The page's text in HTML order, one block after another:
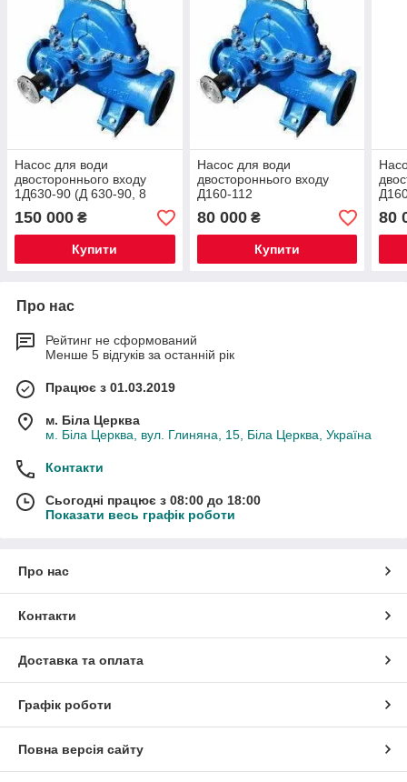
Насос для води
двостороннього входу
1Д630-90 (Д 630-90, 8
НДВ)
150 000 ₴
Купити
Насос для води
двостороннього входу
Д160-112
80 000₴
Купити
80
Про нас
Рейтинг не сформований
Менше 5 відгуків за останній рік
Працює з 01.03.2019
м. Біла Церква
м. Біла Церква, вул. Глиняна, 15, Біла Церква, Україна
Контакти
Сьогодні працює з 08:00 до 18:00
Показати весь графік роботи
Про нас
Контакти
Доставка та оплата
Графік роботи
Повна версія сайту